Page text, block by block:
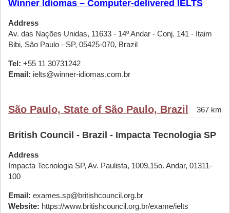
Winner Idiomas – Computer-delivered IELTS
Address
Av. das Nações Unidas, 11633 - 14º Andar - Conj. 141 - Itaim
Bibi, São Paulo - SP, 05425-070, Brazil
Tel: +55 11 30731242
Email: ielts@winner-idiomas.com.br
São Paulo, State of São Paulo, Brazil 367 km
British Council - Brazil - Impacta Tecnologia SP
Address
Impacta Tecnologia SP, Av. Paulista, 1009,15o. Andar, 01311-
100
Email: exames.sp@britishcouncil.org.br
Website: https://www.britishcouncil.org.br/exame/ielts